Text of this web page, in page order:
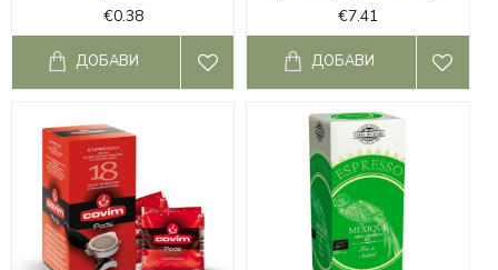
€0.38
ДОБАВИ
€7.41
ДОБАВИ